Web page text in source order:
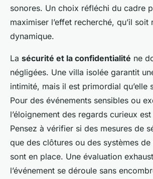
sonores. Un choix réfléchi du cadre
maximiser l’effet recherché, qu’il soit
dynamique.
La sécurité et la confidentialité ne
négligées. Une villa isolée garantit
intimité, mais il est primordial qu’elle
Pour des événements sensibles ou
l’éloignement des regards curieux
Pensez à vérifier si des mesures de
que des clôtures ou des systèmes de
sont en place. Une évaluation
l’événement se déroule sans